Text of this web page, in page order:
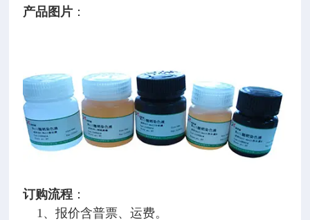
产品图片 ：
订购流程 ：
1、报价含普票、运费。